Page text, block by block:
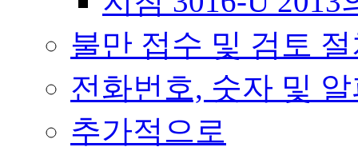
불만 접수 및 검토
전화번호, 숫자 및
추가적으로